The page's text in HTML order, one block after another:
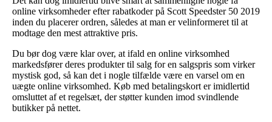
online virksomheder efter rabatkoder på Scott Speedster 50 2019
inden du placerer ordren, således at man er velinformeret til at
modtage den mest attraktive pris.
Du bør dog være klar over, at ifald en online virksomhed
markedsfører deres produkter til salg for en salgspris som virker
mystisk god, så kan det i nogle tilfælde være en varsel om en
uægte online virksomhed. Køb med betalingskort er imidlertid
omsluttet af et regelsæt, der støtter kunden imod svindlende
butikker på nettet.